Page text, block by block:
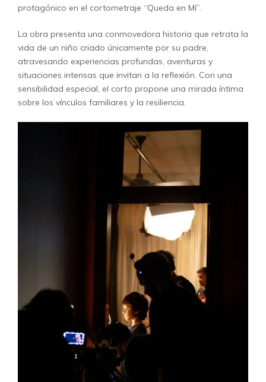
protagónico en el cortometraje “Queda en Mí”.
La obra presenta una conmovedora historia que retrata la
vida de un niño criado únicamente por su padre,
atravesando experiencias profundas, aventuras y
situaciones intensas que invitan a la reflexión. Con una
sensibilidad especial, el corto propone una mirada íntima
sobre los vínculos familiares y la resiliencia.